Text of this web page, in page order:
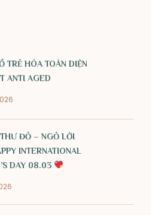
TRẺ HÓA TOÀN DIỆN
ANTI AGED
ĐỎ – NGỎ LỜI
INTERNATIONAL
DAY 08.03